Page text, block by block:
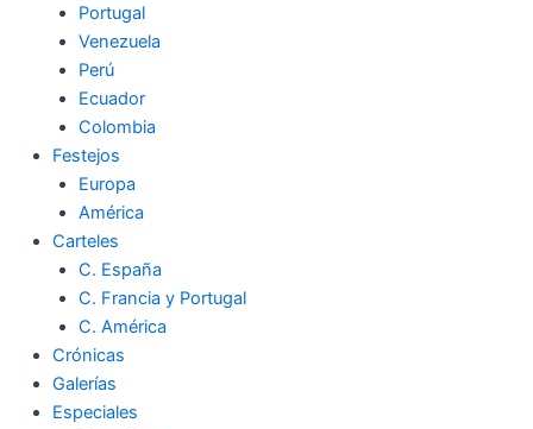
Portugal
Venezuela
Perú
Ecuador
Colombia
Festejos
Europa
América
Carteles
C. España
C. Francia y Portugal
C. América
Crónicas
Galerías
Especiales